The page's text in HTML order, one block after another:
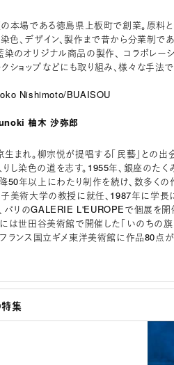
本場である徳島県上板町で創業。原料
染色、デザイン、製作まで昔から分業制
染のオリジナル商品の製作、 コラボレー
ショップなどにも取り組み、様々な手法
Nishimoto/BUAISOU
柚木 沙弥郎
まれ。柳宗悦が提唱する「民藝」との出
し染色の道を志す。1955年、銀座のた
50年以上にわたり制作を続け、数多くの
美術大学の教授に就任、1987年に学長
パリのGALERIE L'EUROPEで個展を開
は世田谷美術館で開催した「いのちの旗
ランス国立ギメ東洋美術館に作品80点
特集